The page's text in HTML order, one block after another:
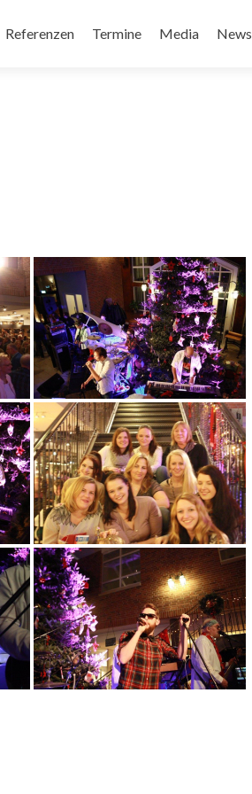
Referenzen Termine Media News